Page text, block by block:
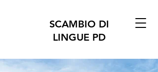
SCAMBIO DI
LINGUE PD